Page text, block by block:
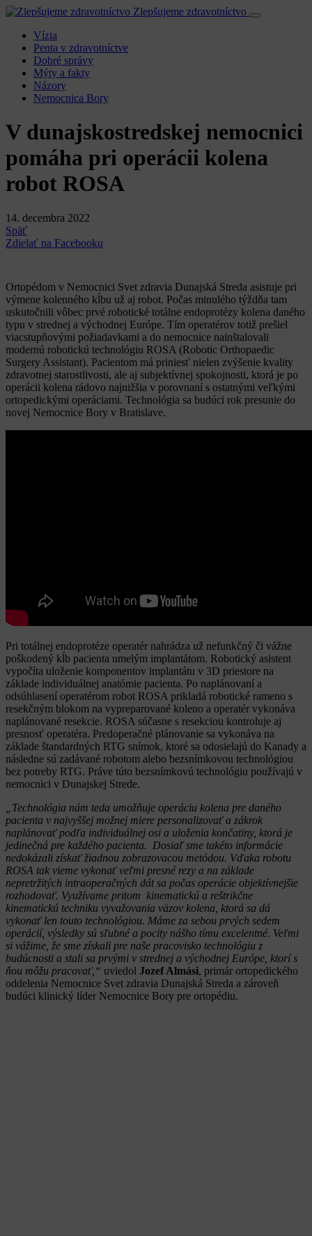
Zlepšujeme zdravotníctvo
Vízia
Penta v zdravotníctve
Dobré správy
Mýty a fakty
Názory
Nemocnica Bory
V dunajskostredskej nemocnici
pomáha pri operácii kolena
robot ROSA
14. decembra 2022
Späť
Zdielať na Facebooku
Ortopédom v Nemocnici Svet zdravia Dunajská Streda asistuje pri
výmene kolenného kĺbu už aj robot. Počas minulého týždňa tam
uskutočnili vôbec prvé robotické totálne endoprotézy kolena daného
typu v strednej a východnej Európe. Tím operatérov totiž prešiel
viacstupňovými požiadavkami a do nemocnice nainštalovali
modernú robotickú technológiu ROSA (Robotic Orthopaedic
Surgery Assistant). Pacientom má priniesť nielen zvýšenie kvality
zdravotnej starostlivosti, ale aj subjektívnej spokojnosti, ktorá je po
operácii kolena rádovo najnižšia v porovnaní s ostatnými veľkými
ortopedickými operáciami. Technológia sa budúci rok presunie do
novej Nemocnice Bory v Bratislave.
Pri totálnej endoprotéze operatér nahrádza už nefunkčný či vážne
poškodený kĺb pacienta umelým implantátom. Robotický asistent
vypočíta uloženie komponentov implantátu v 3D priestore na
základe individuálnej anatómie pacienta. Po naplánovaní a
odsúhlasení operatérom robot ROSA prikladá robotické rameno s
resekčným blokom na vypreparované koleno a operatér vykonáva
naplánované resekcie. ROSA súčasne s resekciou kontroluje aj
presnosť operatéra. Predoperačné plánovanie sa vykonáva na
základe štandardných RTG snímok, ktoré sa odosielajú do Kanady a
následne sú zadávané robotom alebo bezsnímkovou technológiou
bez potreby RTG. Práve túto bezsnímkovú technológiu používajú v
nemocnici v Dunajskej Strede.
„Technológia nám teda umožňuje operáciu kolena pre daného
pacienta v najvyššej možnej miere personalizovať a zákrok
naplánovať podľa individuálnej osi a uloženia končatiny, ktorá je
jedinečná pre každého pacienta. Dosiaľ sme takéto informácie
nedokázali získať žiadnou zobrazovacou metódou. Vďaka robotu
ROSA tak vieme vykonať veľmi presné rezy a na základe
nepretržitých intraoperačných dát sa počas operácie objektívnejšie
rozhodovať. Využívame pritom kinematickú a reštrikčne
kinematickú techniku vyvažovania väzov kolena, ktorá sa dá
vykonať len touto technológiou. Máme za sebou prvých sedem
operácií, výsledky sú sľubné a pocity nášho tímu excelentné. Veľmi
si vážime, že sme získali pre naše pracovisko technológiu z
budúcnosti a stali sa prvými v strednej a východnej Európe, ktorí s
ňou môžu pracovať,“ uviedol Jozef Almási, primár ortopedického
oddelenia Nemocnice Svet zdravia Dunajská Streda a zároveň
budúci klinický líder Nemocnice Bory pre ortopédiu.